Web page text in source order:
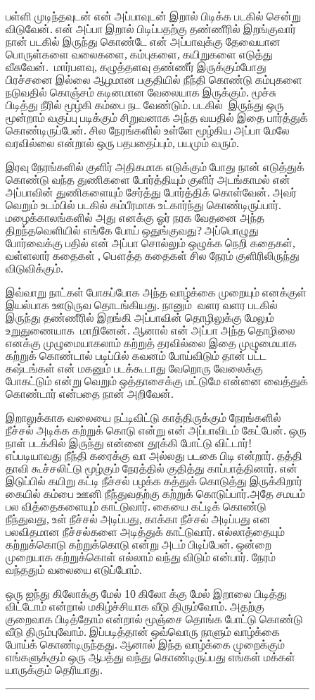
பள்ளி முடிந்தவுடன் என் அப்பாவுடன் இறால் பிடிக்க படகில் சென்று
விடுவேன். என் அப்பா இறால் பிடிப்பதற்கு தண்ணீரில் இறங்குவார்
நான் படகில் இருந்து கொண்டே என் அப்பாவுக்கு தேவையான
பொருள்களை வலைகளை, கம்புகளை, கயிறுகளை எடுத்து
வீசுவேன். மார்பளவு, கழுத்தளவு தண்ணீர் இருக்கும்போது
பிரச்சனை இல்லை ஆழமான பகுதியில் நீந்தி கொண்டு கம்புகளை
நடுவதில் கொஞ்சம் கடினமான வேலையாக இருக்கும். மூச்சு
பிடித்து நீரில் மூழ்கி கம்பை நட வேண்டும். படகில் இருந்து ஒரு
மூன்றாம் வகுப்பு படிக்கும் சிறுவனாக அந்த வயதில் இதை பார்த்துக்
கொண்டிருப்பேன். சில நேரங்களில் உள்ளே மூழ்கிய அப்பா மேலே
வரவில்லை என்றால் ஒரு பதபதைப்பும், பயமும் வரும்.
இரவு நேரங்களில் குளிர் அதிகமாக எடுக்கும் போது நான் எடுத்துக்
கொண்டு வந்த துணிகளை போர்த்தியும் குளிர் அடங்காமல் என்
அப்பாவின் துணிகளையும் சேர்த்து போர்த்திக் கொள்வேன். அவர்
வெறும் உடம்பில் படகில் கம்பீரமாக உட்கார்ந்து கொண்டிருப்பார்.
மழைக்காலங்களில் அது எனக்கு ஓர் நரக வேதனை அந்த
திறந்தவெளியில் எங்கே போய் ஒதுங்குவது? அப்பொழுது
போர்வைக்கு பதில் என் அப்பா சொல்லும் ஒழுக்க நெறி கதைகள்,
வள்ளலார் கதைகள் , பௌத்த கதைகள் சில நேரம் குளிரிலிருந்து
விடுவிக்கும்.
இவ்வாறு நாட்கள் போகப்போக அந்த வாழ்க்கை முறையும் எனக்குள்
இயல்பாக ஊடுருவ தொடங்கியது. நானும் வளர வளர படகில்
இருந்து தண்ணீரில் இறங்கி அப்பாவின் தொழிலுக்கு மேலும்
உறுதுணையாக மாறினேன். ஆனால் என் அப்பா அந்த தொழிலை
எனக்கு முழுமையாகலாம் கற்றுத் தரவில்லை இதை முழுமையாக
கற்றுக் கொண்டால் படிப்பில் கவனம் போய்விடும் தான் பட்ட
கஷ்டங்கள் என் மகனும் படக்கூடாது வேறொரு வேலைக்கு
போகட்டும் என்று வெறும் ஒத்தாசைக்கு மட்டுமே என்னை வைத்துக்
கொண்டார் என்பதை நான் அறிவேன்.
இறாலுக்காக வலையை நட்டிவிட்டு காத்திருக்கும் நேரங்களில்
நீச்சல் அடிக்க கற்றுக் கொடு என்று என் அப்பாவிடம் கேட்பேன். ஒரு
நாள் படக்கில் இருந்து என்னை தூக்கி போட்டு விட்டார்!
எப்படியாவது நீந்தி கரைக்கு வா அல்லது படகை பிடி என்றார். தத்தி
தாவி கூச்சலிட்டு மூழ்கும் நேரத்தில் குதித்து காப்பாத்தினார். என்
இடுப்பில் கயிறு கட்டி நீச்சல் பழக்க கத்துக் கொடுத்து இருக்கிறார்
கையில் கம்பை ஊனி நீந்துவதற்கு கற்றுக் கொடுப்பார்.அதே சமயம்
பல வித்தைகளையும் காட்டுவார். கையை கட்டிக் கொண்டு
நீந்துவது, உள் நீச்சல் அடிப்பது, காக்கா நீச்சல் அடிப்பது என
பலவிதமான நீச்சல்களை அடித்துக் காட்டுவார். எல்லாத்தையும்
கற்றுக்கொடு கற்றுக்கொடு என்று அடம் பிடிப்பேன். ஒன்றை
முறையாக கற்றுக்கொள் எல்லாம் வந்து விடும் என்பார். நேரம்
வந்ததும் வலையை எடுப்போம்.
ஒரு ஐந்து கிலோக்கு மேல் 10 கிலோ க்கு மேல் இறாலை பிடித்து
விட்டோம் என்றால் மகிழ்ச்சியாக வீடு திரும்வோம். அதற்கு
குறைவாக பிடித்தோம் என்றால் மூஞ்சை தொங்க போட்டு கொண்டு
வீடு திரும்புவோம். இப்படித்தான் ஒவ்வொரு நாளும் வாழ்க்கை
போய்க் கொண்டிருந்தது. ஆனால் இந்த வாழ்க்கை முறைக்கும்
எங்களுக்கும் ஒரு ஆபத்து வந்து கொண்டிருப்பது எங்கள் மக்கள்
யாருக்கும் தெரியாது.